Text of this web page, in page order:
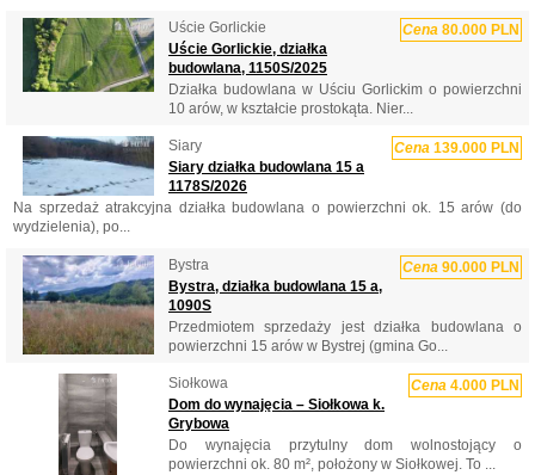
Uście Gorlickie Cena 80.000 PLN
Uście Gorlickie, działka
budowlana, 1150S/2025
Działka budowlana w Uściu Gorlickim o powierzchni
10 arów, w kształcie prostokąta. Nier...
Siary Cena 139.000 PLN
Siary działka budowlana 15 a
1178S/2026
Na sprzedaż atrakcyjna działka budowlana o powierzchni ok. 15 arów (do
wydzielenia), po...
Bystra Cena 90.000 PLN
Bystra, działka budowlana 15 a,
1090S
Przedmiotem sprzedaży jest działka budowlana o
powierzchni 15 arów w Bystrej (gmina Go...
Siołkowa Cena 4.000 PLN
Dom do wynajęcia – Siołkowa k.
Grybowa
Do wynajęcia przytulny dom wolnostojący o
powierzchni ok. 80 m², położony w Siołkowej. To ...